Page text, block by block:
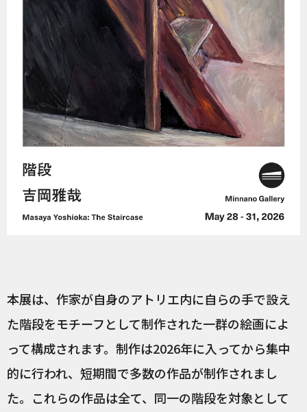
本展は、作家が自身のアトリエ内に自らの手で設え
た階段をモチーフとして制作された一群の絵画によ
って構成されます。制作は2026年に入ってから集中
的に行われ、短期間で多数の作品が制作されまし
た。これらの作品は全て、同一の階段を対象として